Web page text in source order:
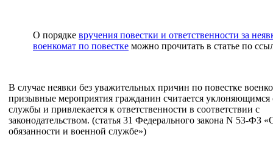
О порядке вручения повестки и ответственности за
военкомат по повестке можно прочитать в статье по
В случае неявки без уважительных причин по повестке
призывные мероприятия гражданин считается уклоняющимся
службы и привлекается к ответственности в соответствии с
законодательством. (статья 31 Федерального закона N 53-ФЗ
обязанности и военной службе»)